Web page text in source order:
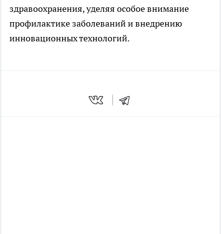
здравоохранения, уделяя особое внимание
профилактике заболеваний и внедрению
инновационных технологий.